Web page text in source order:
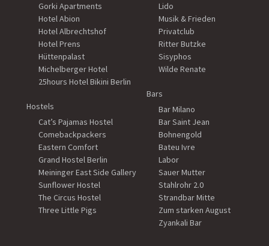
Gorki Apartments
Hotel Abion
Hotel Albrechtshof
Hotel Prens
Hüttenpalast
Michelberger Hotel
25hours Hotel Bikini Berlin
Hostels
Cat’s Pajamas Hostel
Comebackpackers
Eastern Comfort
Grand Hostel Berlin
Meininger East Side Gallery
Sunflower Hostel
The Circus Hostel
Three Little Pigs
Lido
Musik & Frieden
Privatclub
Ritter Butzke
Sisyphos
Wilde Renate
Bars
Bar Milano
Bar Saint Jean
Bohnengold
Bateu Ivre
Labor
Sauer Mutter
Stahlrohr 2.0
Strandbar Mitte
Zum starken August
Zyankali Bar